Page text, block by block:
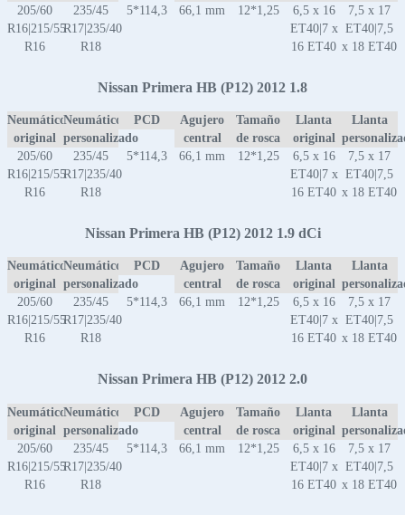
205/60
R16|215/55
R16
235/45
R17|235/40
R18
5*114,3 66,1 mm 12*1,25
6,5 x 16
ET40|7 x
16 ET40
7,5 x 17
ET40|7,5
x 18 ET40
Nissan Primera HB (P12) 2012 1.8
Neumático
original
Neumático
personalizado
PCD
Agujero
central
Tamaño
de rosca
Llanta
original
Llanta
205/60
R16|215/55
R16
235/45
R17|235/40
R18
5*114,3 66,1 mm 12*1,25
6,5 x 16
ET40|7 x
16 ET40
7,5 x 17
ET40|7,5
x 18 ET40
Nissan Primera HB (P12) 2012 1.9 dCi
Neumático
original
Neumático
personalizado
PCD
Agujero
central
Tamaño
de rosca
Llanta
original
Llanta
205/60
R16|215/55
R16
235/45
R17|235/40
R18
5*114,3 66,1 mm 12*1,25
6,5 x 16
ET40|7 x
16 ET40
7,5 x 17
ET40|7,5
x 18 ET40
Nissan Primera HB (P12) 2012 2.0
Neumático
original
Neumático
personalizado
PCD
Agujero
central
Tamaño
de rosca
Llanta
original
Llanta
205/60
R16|215/55
R16
235/45
R17|235/40
R18
5*114,3 66,1 mm 12*1,25
6,5 x 16
ET40|7 x
16 ET40
7,5 x 17
ET40|7,5
x 18 ET40